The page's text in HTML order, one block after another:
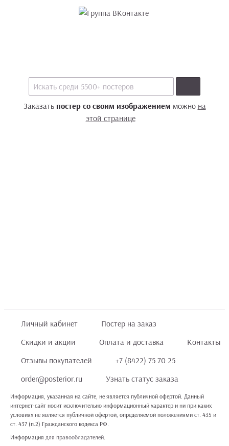
Заказать постер со своим изображением можно на
этой странице
Личный кабинет
Постер на заказ
Скидки и акции
Оплата и доставка
Контакты
Отзывы покупателей
+7 (8422) 75 70 25
order@posterior.ru
Узнать статус заказа
Информация, указанная на сайте, не является публичной офертой. Данный
интернет-сайт носит исключительно информационный характер и ни при каких
условиях не является публичной офертой, определяемой положениями ст. 435 и
ст. 437 (п.2) Гражданского кодекса РФ.
Информация для правообладателей.